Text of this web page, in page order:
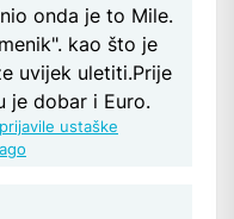
onda je to Mile.
kao što je
uvijek uletiti.Prije
je dobar i Euro.
ustaške